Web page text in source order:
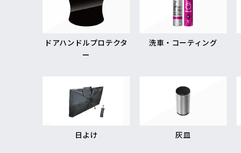
ドアハンドルプロテクタ
ー
洗車・コーティング
日よけ 灰皿